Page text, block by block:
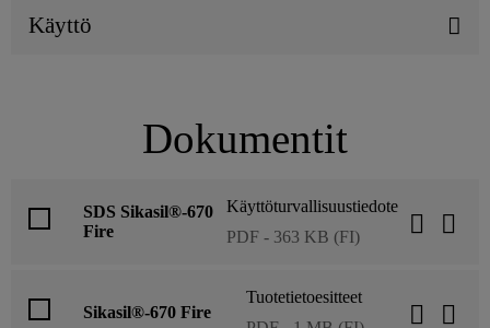
Käyttö
Dokumentit
SDS Sikasil®-670
Fire
Käyttöturvallisuustiedote
PDF - 363 KB (FI)
Sikasil®-670 Fire
Tuotetietoesitteet